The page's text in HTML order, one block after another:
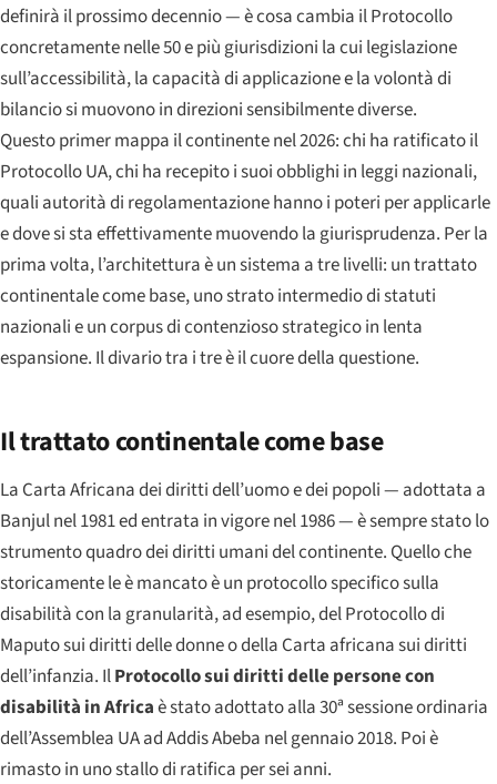
definirà il prossimo decennio — è cosa cambia il Protocollo
concretamente nelle 50 e più giurisdizioni la cui legislazione
sull’accessibilità, la capacità di applicazione e la volontà di
bilancio si muovono in direzioni sensibilmente diverse.
Questo primer mappa il continente nel 2026: chi ha ratificato il
Protocollo UA, chi ha recepito i suoi obblighi in leggi nazionali,
quali autorità di regolamentazione hanno i poteri per applicarle
e dove si sta effettivamente muovendo la giurisprudenza. Per la
prima volta, l’architettura è un sistema a tre livelli: un trattato
continentale come base, uno strato intermedio di statuti
nazionali e un corpus di contenzioso strategico in lenta
espansione. Il divario tra i tre è il cuore della questione.
Il trattato continentale come base
La Carta Africana dei diritti dell’uomo e dei popoli — adottata a
Banjul nel 1981 ed entrata in vigore nel 1986 — è sempre stato lo
strumento quadro dei diritti umani del continente. Quello che
storicamente le è mancato è un protocollo specifico sulla
disabilità con la granularità, ad esempio, del Protocollo di
Maputo sui diritti delle donne o della Carta africana sui diritti
dell’infanzia. IlProtocollo sui diritti delle persone con
disabilità in Africaè stato adottato alla 30ª sessione ordinaria
dell’Assemblea UA ad Addis Abeba nel gennaio 2018. Poi è
rimasto in uno stallo di ratifica per sei anni.